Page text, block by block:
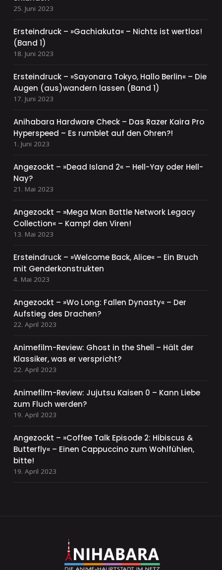
25. Juni 2023
Ersteindruck – »Gachiakuta« – Nichts ist wertlos!
(Band 1)
18. Juni 2023
Ersteindruck – »Sayonara Tokyo, Hallo Berlin« – Die
Augen (aus)wandern lassen (Band 1)
17. Juni 2023
Anihabara Hardware Check – Das Razer Kaira Pro
Hyperspeed – Es rumblet auf den Ohren?!
1. Juni 2023
Angezockt – »Dead Island 2« – Hell-Yay oder Hell-
Nay?
21. Mai 2023
Angezockt – »Mega Man Battle Network Legacy
Collection« – Kampf den Viren!
13. Mai 2023
Ersteindruck – »Welcome Back, Alice« – Ein Bruch
mit Genderkonstrukten
4. Mai 2023
Angezockt – »Wo Long: Fallen Dynasty« – Der
Aufstieg des Drachen?
22. April 2023
Animefilm-Review: Ghost in the Shell – Hält der
Klassiker, was er verspricht?
22. April 2023
Animefilm-Review: Jujutsu Kaisen 0 – Kann Liebe
zum Fluch werden?
19. April 2023
Angezockt – »Coffee Talk Episode 2: Hibiscus &
Butterfly« – Einen Cappuccino zum Wohlfühlen,
bitte!
19. April 2023